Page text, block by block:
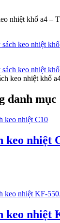
nhiệt khổ a4 –
keo nhiệt khổ
danh mục
keo nhiệt
keo nhiệt